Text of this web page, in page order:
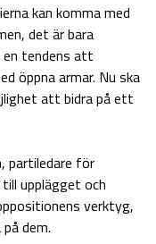
kan komma med
det är bara
tendens att
öppna armar. Nu ska
att bidra på ett
partiledare för
upplägget och
verktyg,
dem.